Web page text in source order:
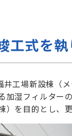
工式を
工場新設棟（
加湿フィルター
）を目的とし、